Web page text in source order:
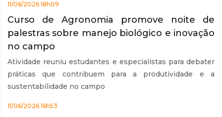
11/06/2026 18h09
Curso de Agronomia promove noite de
palestras sobre manejo biológico e inovação
no campo
Atividade reuniu estudantes e especialistas para debater
práticas que contribuem para a produtividade e a
sustentabilidade no campo
11/06/2026 16h53